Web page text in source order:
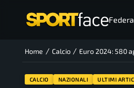
Home / Calcio / Euro 2024: 580
CALCIO NAZIONALI ULTIMI